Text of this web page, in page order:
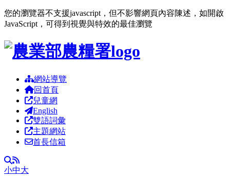
您的瀏覽器不支援javascript，但不影響網頁內容陳述，如開啟
JavaScript，可得到視覺與特效的最佳瀏覽
跳到主要內容區塊
網站導覽
回首頁
兒童網
English
雙語詞彙
主題網站
首長信箱
全文檢索
RSS
小中大